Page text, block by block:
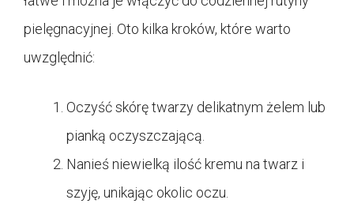
pielęgnacyjnej. Oto kilka kroków, które warto
uwzględnić:
Oczyść skórę twarzy delikatnym żelem lub
pianką oczyszczającą.
Nanieś niewielką ilość kremu na twarz i
szyję, unikając okolic oczu.